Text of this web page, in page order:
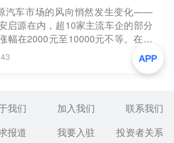
汽车市场的风向悄然发生变化——
启源在内，超10家主流车企的部分
幅在2000元至10000元不等。在原
业利润承压的背景下，车市低价内
涨价呈现出“以成本倒逼为主导、结
价手段更多元”等特征。业内普遍认
与服务为核心的价值竞争新阶段。
我们 加入我们
联系我们
报道 我要入驻 投资者关系